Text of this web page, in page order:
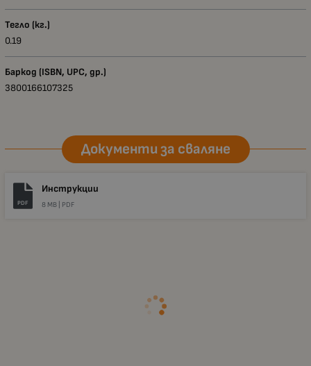
Тегло (кг.)
0.19
Баркод (ISBN, UPC, др.)
3800166107325
Документи за сваляне
PDF
Инструкции
8 MB | PDF